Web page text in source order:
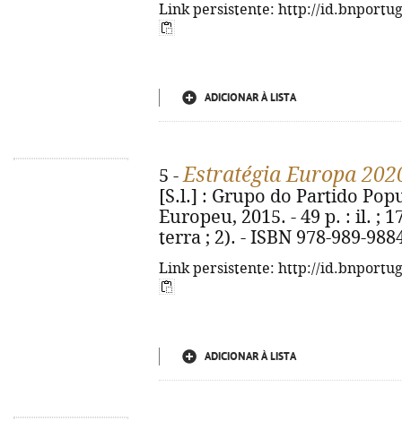
Link persistente: http://
ADICIONAR À LISTA
5 -Estratégia Europa
[S.l.] : Grupo do Partido
Europeu, 2015. - 49 p. : il. ;
terra ; 2). - ISBN 978-989-
Link persistente: http://
ADICIONAR À LISTA